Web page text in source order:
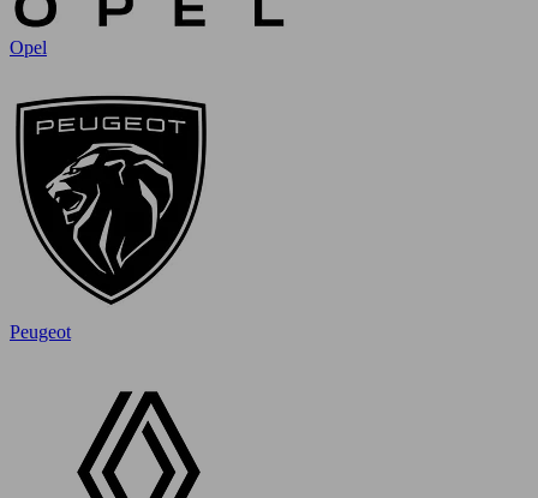
Opel
Peugeot